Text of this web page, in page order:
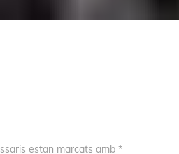
estan marcats amb *